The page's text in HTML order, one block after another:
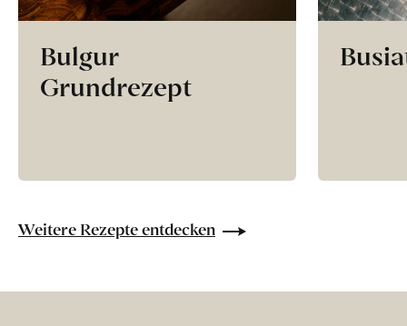
Bulgur
Grundrezept
Weitere Rezepte entdecken